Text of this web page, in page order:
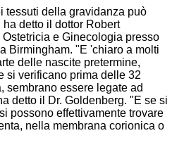
tessuti della gravidanza può
detto il dottor Robert
e Ginecologia presso
Birmingham. "E 'chiaro a molti
delle nascite pretermine,
si verificano prima delle 32
sembrano essere legate ad
detto il Dr. Goldenberg. "E se si
possono effettivamente trovare
nella membrana corionica o